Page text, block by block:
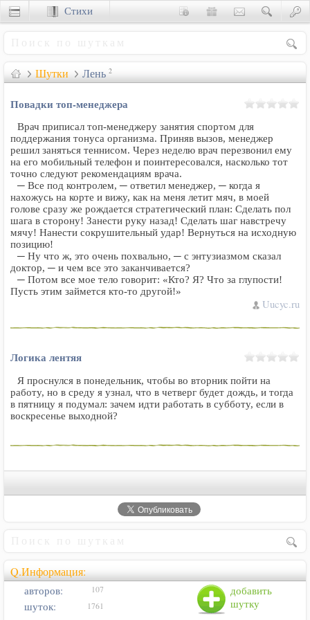
Шутки Лень 2
Повадки топ-менеджера
Врач приписал топ-менеджеру занятия спортом для
поддержания тонуса организма. Приняв вызов, менеджер
решил заняться теннисом. Через неделю врач перезвонил ему
на его мобильный телефон и поинтересовался, насколько тот
точно следуют рекомендациям врача.
─ Все под контролем, ─ ответил менеджер, ─ когда я
нахожусь на корте и вижу, как на меня летит мяч, в моей
голове сразу же рождается стратегический план: Сделать пол
шага в сторону! Занести руку назад! Сделать шаг навстречу
мячу! Нанести сокрушительный удар! Вернуться на исходную
позицию!
─ Ну что ж, это очень похвально, ─ с энтузиазмом сказал
доктор, ─ и чем все это заканчивается?
─ Потом все мое тело говорит: «Кто? Я? Что за глупости!
Пусть этим займется кто-то другой!»
Uucyc.ru
Логика лентяя
Я проснулся в понедельник, чтобы во вторник пойти на
работу, но в среду я узнал, что в четверг будет дождь, и тогда
в пятницу я подумал: зачем идти работать в субботу, если в
воскресенье выходной?
Q.Информация:
добавить
шутку
авторов: 107
шуток: 1761
Стихи